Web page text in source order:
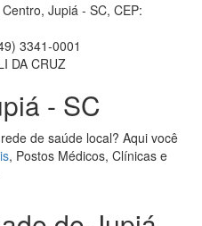
Jupiá - SC, CEP:
3341-0001
DA CRUZ
- SC
de saúde local? Aqui você
, Postos Médicos, Clínicas e